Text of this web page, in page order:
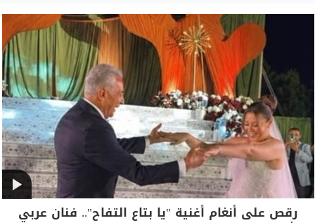
رقص على أنغام أغنية "يا بتاع التفاح".. فنان عربي